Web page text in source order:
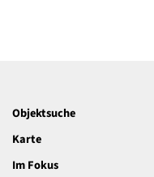
Objektsuche
Karte
Im Fokus